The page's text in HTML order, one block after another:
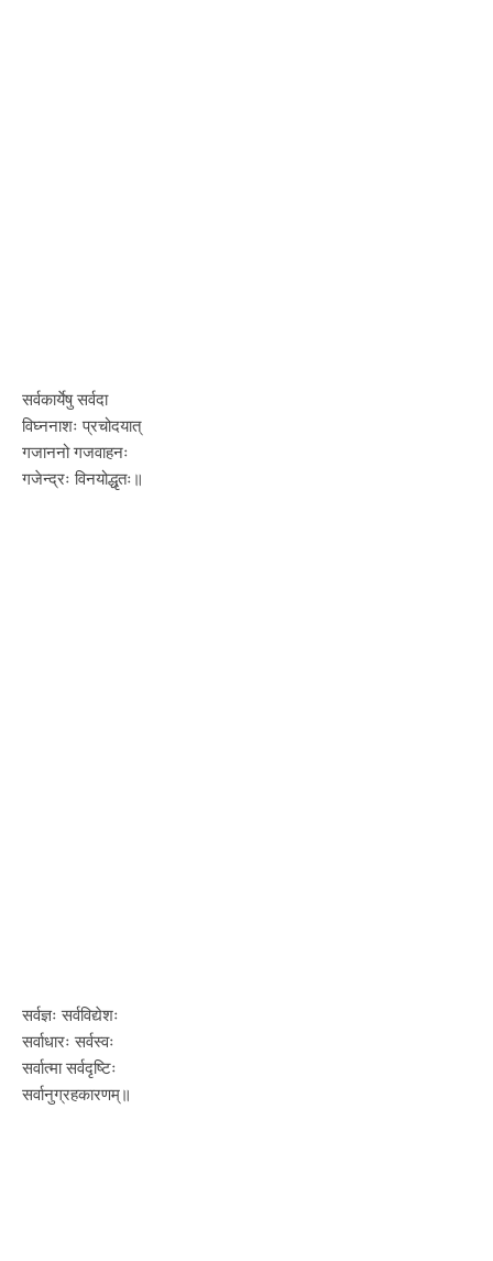
सर्वकार्येषु सर्वदा
विघ्ननाशः प्रचोदयात्
गजाननो गजवाहनः
गजेन्द्रः विनयोद्धृतः॥
सर्वज्ञः सर्वविद्येशः
सर्वाधारः सर्वस्वः
सर्वात्मा सर्वदृष्टिः
सर्वानुग्रहकारणम्॥